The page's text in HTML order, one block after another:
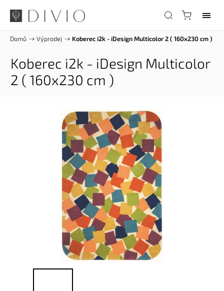
Domů / Výprodej / Koberec i2k - iDesign Multicolor 2 ( 160x230 cm )
Koberec i2k - iDesign Multicolor
2 ( 160x230 cm )